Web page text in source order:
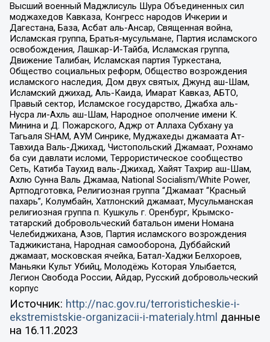
Высший военный Маджлисуль Шура Объединенных сил
моджахедов Кавказа, Конгресс народов Ичкерии и
Дагестана, База, Асбат аль-Ансар, Священная война,
Исламская группа, Братья-мусульмане, Партия исламского
освобождения, Лашкар-И-Тайба, Исламская группа,
Движение Талибан, Исламская партия Туркестана,
Общество социальных реформ, Общество возрождения
исламского наследия, Дом двух святых, Джунд аш-Шам,
Исламский джихад, Аль-Каида, Имарат Кавказ, АБТО,
Правый сектор, Исламское государство, Джабха аль-
Нусра ли-Ахль аш-Шам, Народное ополчение имени К.
Минина и Д. Пожарского, Аджр от Аллаха Субхану уа
Тагьаля SHAM, АУМ Синрике, Муджахеды джамаата Ат-
Тавхида Валь-Джихад, Чистопольский Джамаат, Рохнамо
ба суи давлати исломи, Террористическое сообщество
Сеть, Катиба Таухид валь-Джихад, Хайят Тахрир аш-Шам,
Ахлю Сунна Валь Джамаа, National Socialism/White Power,
Артподготовка, Религиозная группа “Джамаат “Красный
пахарь”, Колумбайн, Хатлонский джамаат, Мусульманская
религиозная группа п. Кушкуль г. Оренбург, Крымско-
татарский добровольческий батальон имени Номана
Челебиджихана, Азов, Партия исламского возрождения
Таджикистана, Народная самооборона, Дуббайский
джамаат, московская ячейка, Батал-Хаджи Белхороев,
Маньяки Культ Убийц, Молодёжь Которая Улыбается,
Легион Свобода России, Айдар, Русский добровольческий
корпус
Источник: http://nac.gov.ru/terroristicheskie-i-
ekstremistskie-organizacii-i-materialy.html данные
на 16.11.2023